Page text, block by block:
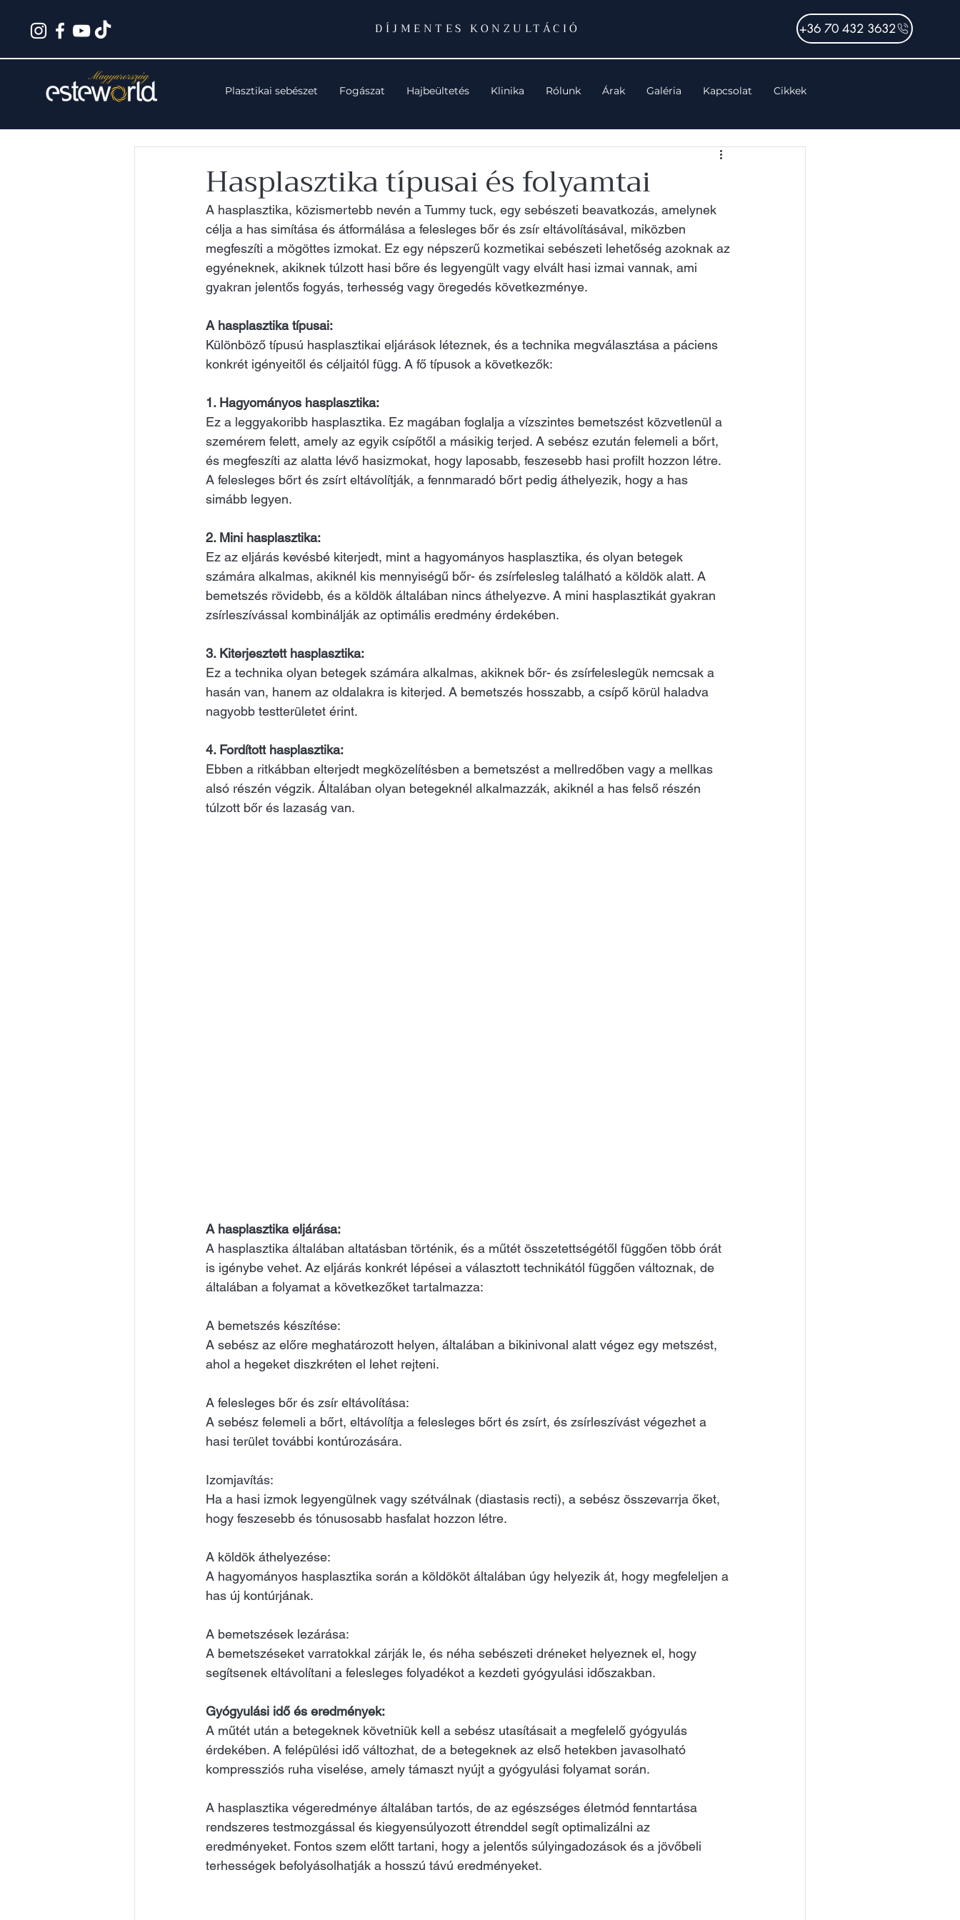
DÍJMENTES KONZULTÁCIÓ +36 70 432 3632
Plasztikai sebészet Fogászat Hajbeültetés Klinika Rólunk Árak Galéria Kapcsolat Cikkek
Hasplasztika típusai és folyamtai
A hasplasztika, közismertebb nevén a Tummy tuck, egy sebészeti beavatkozás, amelynek
célja a has simítása és átformálása a felesleges bőr és zsír eltávolításával, miközben
megfeszíti a mögöttes izmokat. Ez egy népszerű kozmetikai sebészeti lehetőség azoknak az
egyéneknek, akiknek túlzott hasi bőre és legyengült vagy elvált hasi izmai vannak, ami
gyakran jelentős fogyás, terhesség vagy öregedés következménye.
A hasplasztika típusai:
Különböző típusú hasplasztikai eljárások léteznek, és a technika megválasztása a páciens
konkrét igényeitől és céljaitól függ. A fő típusok a következők:
1. Hagyományos hasplasztika:
Ez a leggyakoribb hasplasztika. Ez magában foglalja a vízszintes bemetszést közvetlenül a
szemérem felett, amely az egyik csípőtől a másikig terjed. A sebész ezután felemeli a bőrt,
és megfeszíti az alatta lévő hasizmokat, hogy laposabb, feszesebb hasi profilt hozzon létre.
A felesleges bőrt és zsírt eltávolítják, a fennmaradó bőrt pedig áthelyezik, hogy a has
simább legyen.
2. Mini hasplasztika:
Ez az eljárás kevésbé kiterjedt, mint a hagyományos hasplasztika, és olyan betegek
számára alkalmas, akiknél kis mennyiségű bőr- és zsírfelesleg található a köldök alatt. A
bemetszés rövidebb, és a köldök általában nincs áthelyezve. A mini hasplasztikát gyakran
zsírleszívással kombinálják az optimális eredmény érdekében.
3. Kiterjesztett hasplasztika:
Ez a technika olyan betegek számára alkalmas, akiknek bőr- és zsírfeleslegük nemcsak a
hasán van, hanem az oldalakra is kiterjed. A bemetszés hosszabb, a csípő körül haladva
nagyobb testterületet érint.
4. Fordított hasplasztika:
Ebben a ritkábban elterjedt megközelítésben a bemetszést a mellredőben vagy a mellkas
alsó részén végzik. Általában olyan betegeknél alkalmazzák, akiknél a has felső részén
túlzott bőr és lazaság van.
A hasplasztika eljárása:
A hasplasztika általában altatásban történik, és a műtét összetettségétől függően több órát
is igénybe vehet. Az eljárás konkrét lépései a választott technikától függően változnak, de
általában a folyamat a következőket tartalmazza:
A bemetszés készítése:
A sebész az előre meghatározott helyen, általában a bikinivonal alatt végez egy metszést,
ahol a hegeket diszkréten el lehet rejteni.
A felesleges bőr és zsír eltávolítása:
A sebész felemeli a bőrt, eltávolítja a felesleges bőrt és zsírt, és zsírleszívást végezhet a
hasi terület további kontúrozására.
Izomjavítás:
Ha a hasi izmok legyengülnek vagy szétválnak (diastasis recti), a sebész összevarrja őket,
hogy feszesebb és tónusosabb hasfalat hozzon létre.
A köldök áthelyezése:
A hagyományos hasplasztika során a köldököt általában úgy helyezik át, hogy megfeleljen a
has új kontúrjának.
A bemetszések lezárása:
A bemetszéseket varratokkal zárják le, és néha sebészeti dréneket helyeznek el, hogy
segítsenek eltávolítani a felesleges folyadékot a kezdeti gyógyulási időszakban.
Gyógyulási idő és eredmények:
A műtét után a betegeknek követniük kell a sebész utasításait a megfelelő gyógyulás
érdekében. A felépülési idő változhat, de a betegeknek az első hetekben javasolható
kompressziós ruha viselése, amely támaszt nyújt a gyógyulási folyamat során.
A hasplasztika végeredménye általában tartós, de az egészséges életmód fenntartása
rendszeres testmozgással és kiegyensúlyozott étrenddel segít optimalizálni az
eredményeket. Fontos szem előtt tartani, hogy a jelentős súlyingadozások és a jövőbeli
terhességek befolyásolhatják a hosszú távú eredményeket.